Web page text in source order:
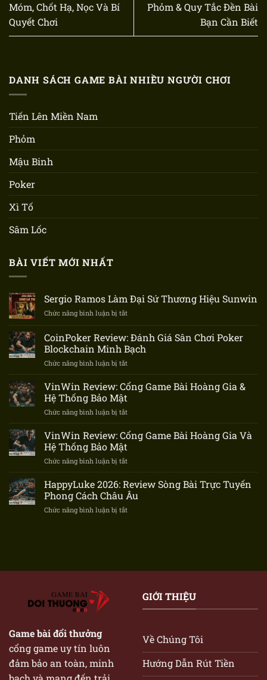
Móm, Chốt Hạ, Nọc Và Bí
Quyết Chơi
Phỏm & Quy Tắc Đền Bài
Bạn Cần Biết
DANH SÁCH GAME BÀI NHIỀU NGƯỜI CHƠI
Tiến Lên Miền Nam
Phỏm
Mậu Binh
Poker
Xì Tố
Sâm Lốc
BÀI VIẾT MỚI NHẤT
Sergio Ramos Làm Đại Sứ Thương Hiệu Sunwin
Chức năng bình luận bị tắt
Ramos
Làm
Đại
Hiệu
Sunwin
CoinPoker Review: Đánh Giá Sân Chơi Poker
Blockchain Minh Bạch
Chức năng bình luận bị tắt
Review:
Đánh
Poker
Blockchain
VinWin Review: Cổng Game Bài Hoàng Gia &
Hệ Thống Bảo Mật
Chức năng bình luận bị tắt
Review:
Cổng
Gia
&
VinWin Review: Cổng Game Bài Hoàng Gia Và
Hệ Thống Bảo Mật
Chức năng bình luận bị tắt
Review:
Cổng
Game
Bảo
HappyLuke 2026: Review Sòng Bài Trực Tuyến
Phong Cách Châu Âu
Chức năng bình luận bị tắt
Trực
Phong
Cách
Châu
Game bài đổi thưởng
cổng game uy tín luôn
đảm bảo an toàn, minh
GIỚI THIỆU
Về Chúng Tôi
Hướng Dẫn Rút Tiền